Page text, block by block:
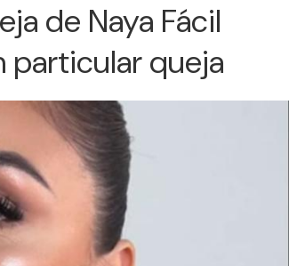
de Naya Fácil
particular queja